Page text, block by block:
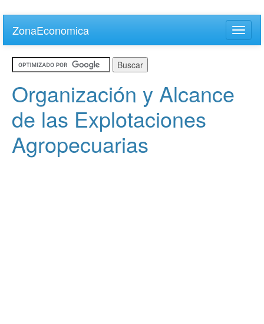
main
content
ZonaEconomica
Toggle
Organización y Alcance
de las Explotaciones
Agropecuarias